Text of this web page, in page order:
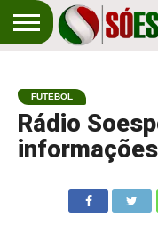
EM
PRIMEIRO
LUGAR!
ESPORTE
FUTEBOL
Rádio